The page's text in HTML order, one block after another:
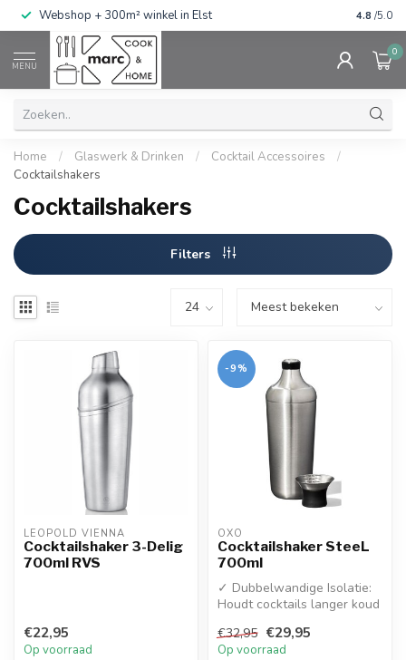
Webshop + 300m² winkel in Elst Gratis
4.8 /5.0
MENU
0
Home / Glaswerk & Drinken / Cocktail Accessoires
/
Cocktailshakers
Cocktailshakers
Filters
LEOPOLD VIENNA
Cocktailshaker 3-Delig
700ml RVS
€22,95
Op voorraad
-9%
OXO
Cocktailshaker SteeL
700ml
✓ Dubbelwandige Isolatie:
Houdt cocktails langer koud
de...
€32,95 €29,95
Op voorraad